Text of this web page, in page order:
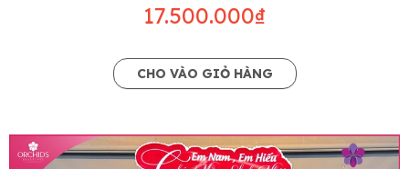
17.500.000₫
CHO VÀO GIỎ HÀNG